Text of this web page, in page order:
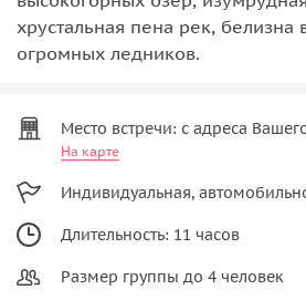
хрустальная пена рек, белизна
огромных ледников.
Место встречи: с адреса
На карте
Индивидуальная,
Длительность: 11 часов
Размер группы до 4 человек